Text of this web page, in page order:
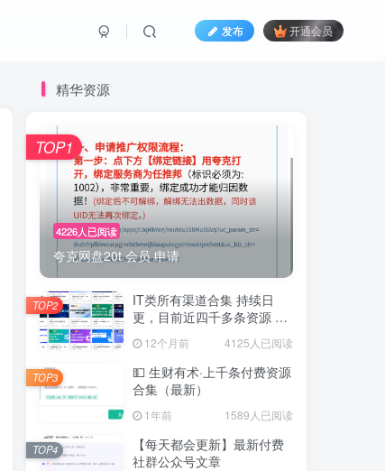
发布 开通会员
精华资源
4226人已阅读
夸克网盘20t 会员 申请
TOP1
IT类所有渠道合集 持续日
更，目前近四千多条资源 年
12个月前 4125人已阅读
TOP2
💵 生财有术·上千条付费资源
合集（最新）
1年前 1589人已阅读
TOP3
【每天都会更新】最新付费
社群公众号文章
TOP4